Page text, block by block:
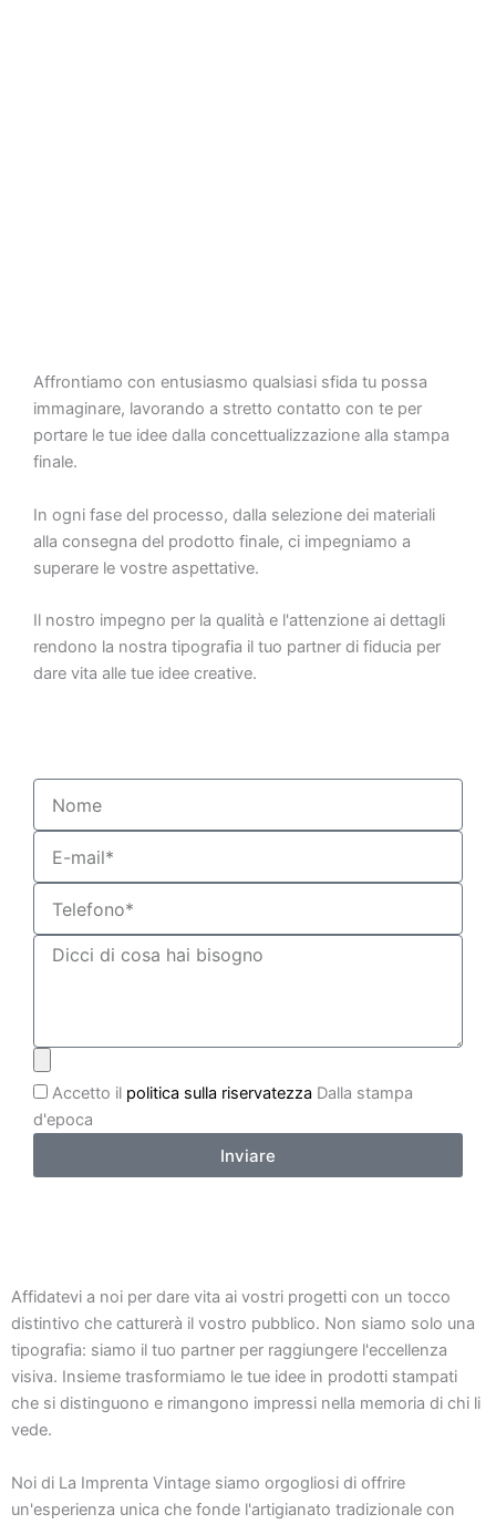
Affrontiamo con entusiasmo qualsiasi sfida tu possa
immaginare, lavorando a stretto contatto con te per
portare le tue idee dalla concettualizzazione alla stampa
finale.
In ogni fase del processo, dalla selezione dei materiali
alla consegna del prodotto finale, ci impegniamo a
superare le vostre aspettative.
Il nostro impegno per la qualità e l'attenzione ai dettagli
rendono la nostra tipografia il tuo partner di fiducia per
dare vita alle tue idee creative.
Accetto il politica sulla riservatezza Dalla stampa
d'epoca
Inviare
Affidatevi a noi per dare vita ai vostri progetti con un tocco
distintivo che catturerà il vostro pubblico. Non siamo solo una
tipografia: siamo il tuo partner per raggiungere l'eccellenza
visiva. Insieme trasformiamo le tue idee in prodotti stampati
che si distinguono e rimangono impressi nella memoria di chi li
vede.
Noi di La Imprenta Vintage siamo orgogliosi di offrire
un'esperienza unica che fonde l'artigianato tradizionale con